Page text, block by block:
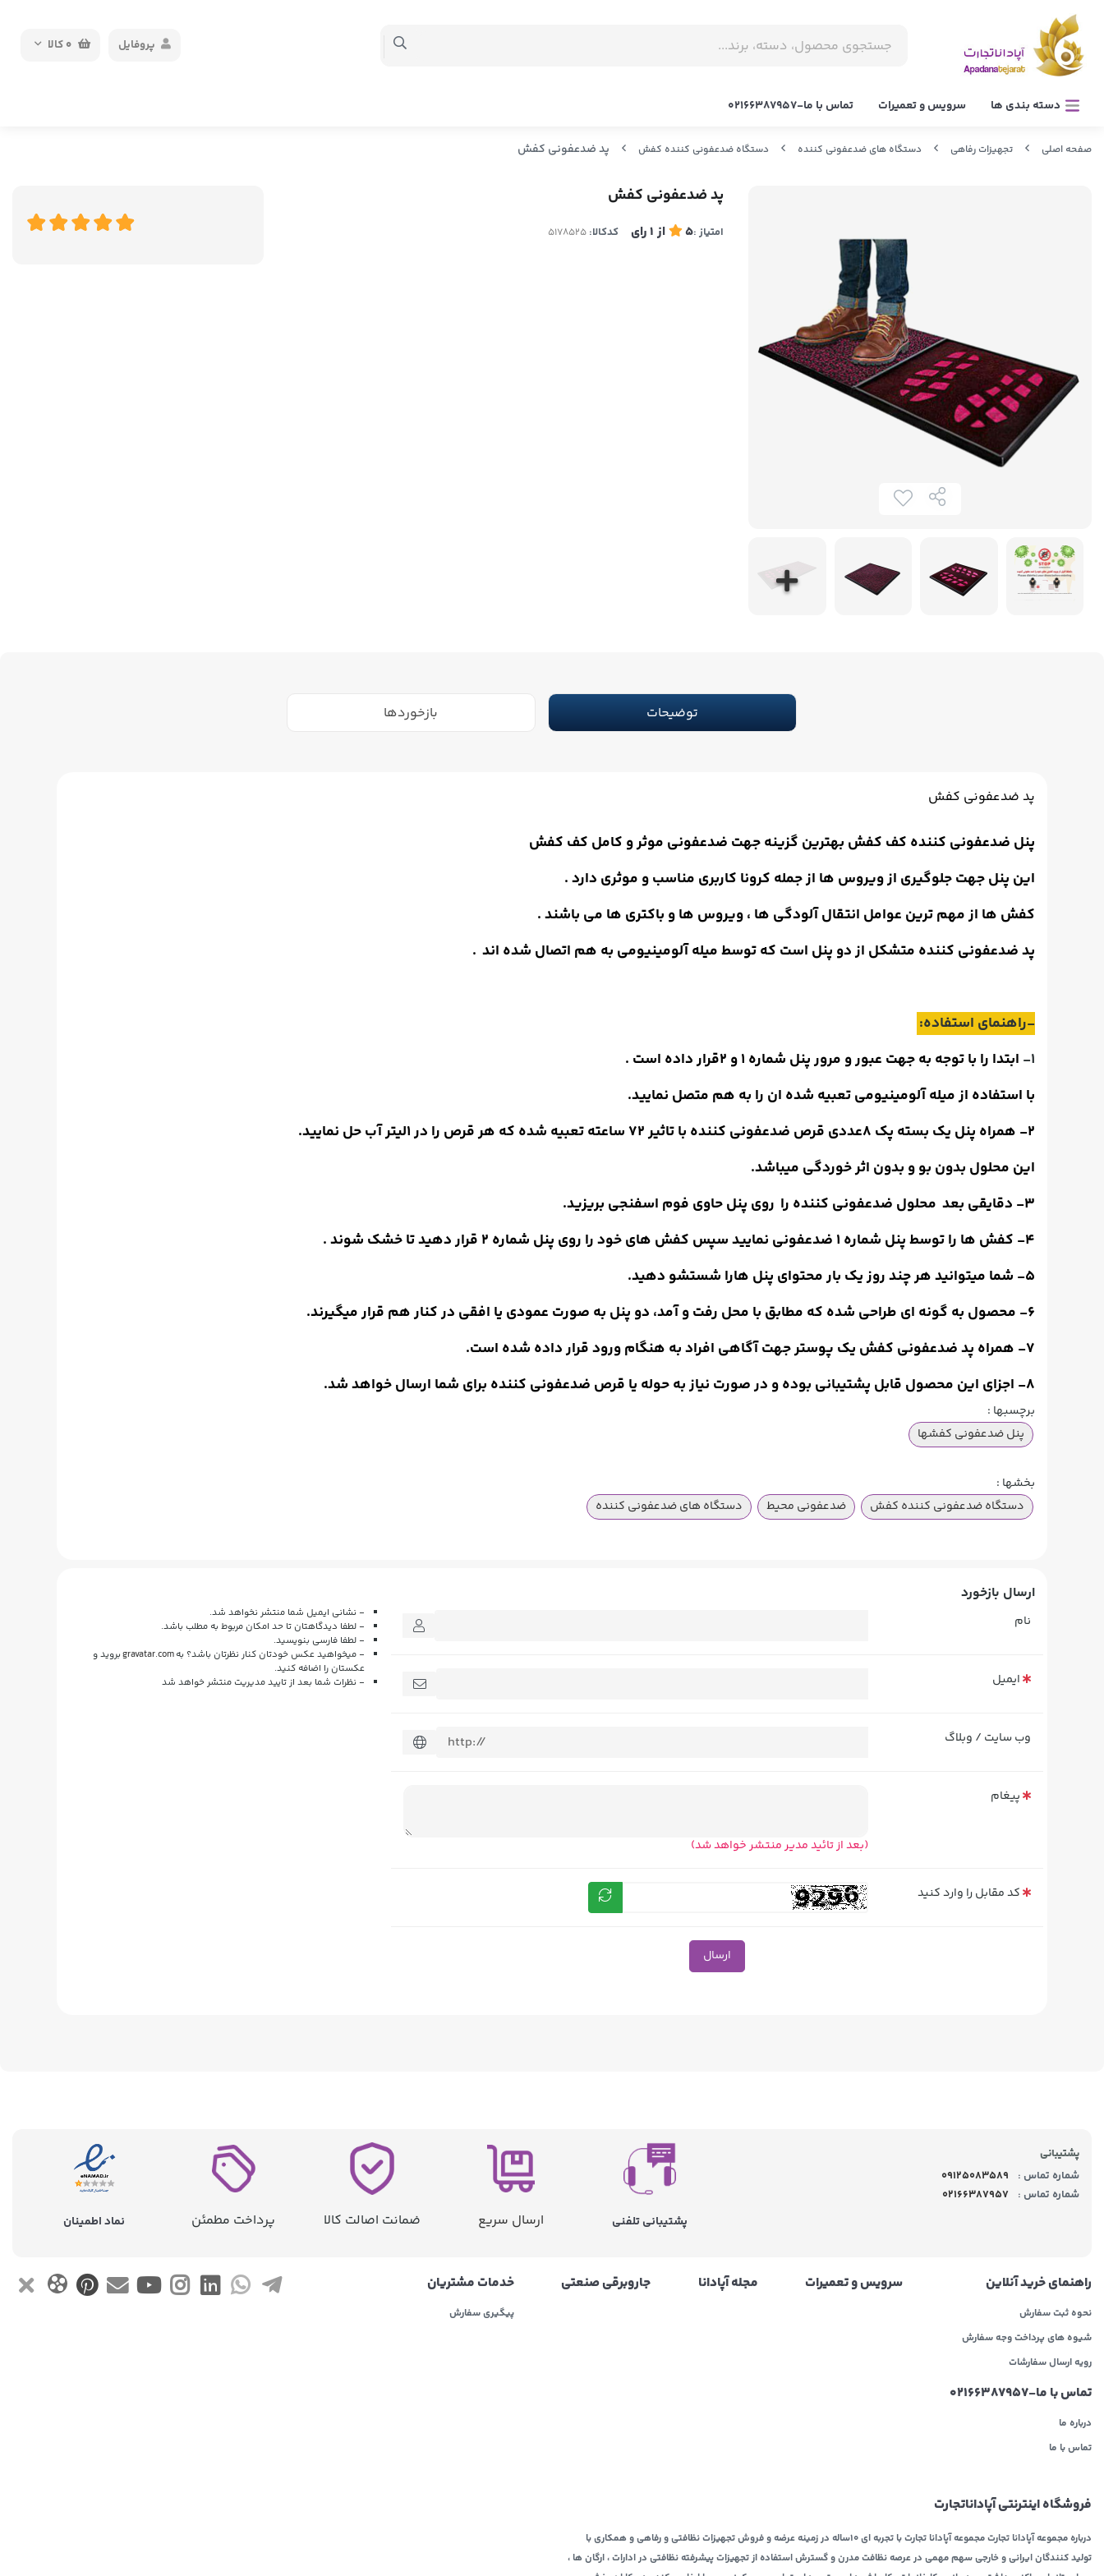
0کالا پروفایل
دسته بندی ها سرویس و تعمیرات تماس با ما-02166387957
صفحه اصلی تجهیزات رفاهی دستگاه های ضدعفونی کننده دستگاه ضدعفونی کننده کفش پد ضدعفونی کفش
پد ضدعفونی کفش
امتیاز :5 از 1رای کدکالا:
توضیحات بازخوردها
پد ضدعفونی کفش
پنل ضدعفونی کننده کف کفش بهترین گزینه جهت ضدعفونی موثر و کامل کف کفش
این پنل جهت جلوگیری از ویروس ها از جمله کرونا کاربری مناسب و موثری دارد .
کفش ها از مهم ترین عوامل انتقال آلودگی ها ، ویروس ها و باکتری ها می باشند .
پدضدعفونی کننده متشکل از دو پنل است که توسط میله آلومینیومی به هم اتصال شده اند .
-راهنمای استفاده:
1- ابتدا را با توجه به جهت عبور و مرور پنل شماره 1 و 2قرار داده است .
با استفاده از میله آلومینیومی تعبیه شده ان را به هم متصل نمایید.
2- همراه پنل یک بسته پک 8عددی قرص ضدعفونی کننده با تاثیر 72 ساعته تعبیه شده که هر قرص را در 1لیتر آب حل نمایید.
این محلول بدون بو و بدون اثر خوردگی میباشد.
3- دقایقی بعد محلول ضدعفونی کننده را روی پنل حاوی فوم اسفنجی بریزید.
4- کفش ها را توسط پنل شماره 1 ضدعفونی نمایید سپس کفش های خود را روی پنل شماره 2 قرار دهید تا خشک شوند .
5- شما میتوانید هر چند روز یک بار محتوای پنل هارا
شستشو دهید.
6- محصول به گونه ای طراحی شده که مطابق با محل رفت و آمد، دو پنل به صورت عمودی یا افقی در کنار هم قرار میگیرند.
7- همراه پد ضدعفونی کفش یک پوستر جهت آگاهی افراد به هنگام ورود قرار داده شده است.
8- اجزای این محصول قابل پشتیبانی بوده و در صورت نیاز به حوله یا قرص ضدعفونی کننده برای شما ارسال خواهد شد.
برچسبها :
پنل ضدعفونی کفشها
بخشها :
دستگاه ضدعفونی کننده کفش
ضدعفونی محیط دستگاه های ضدعفونی کننده
ارسال بازخورد
نام
ایمیل
وب سایت / وبلاگ
پیغام
(بعد از تائید مدیر منتشر خواهد شد)
کد مقابل را وارد کنید
ارسال
- نشانی ایمیل شما منتشر نخواهد شد.
- لطفا دیدگاهتان تا حد امکان مربوط به مطلب باشد.
- لطفا فارسی بنویسید.
- میخواهید عکس خودتان کنار نظرتان باشد؟ بهgravatar.comبروید و
عکستان را اضافه کنید.
- نظرات شما بعد از تایید مدیریت منتشر خواهد شد
پشتیبانی
شماره تماس :
09125083589
شماره تماس :
02166387957
پشتیبانی تلفنی ارسال سریع ضمانت اصالت کالا پرداخت مطمئن نماد اطمینان
راهنمای خرید آنلاین
نحوه ثبت سفارش
شیوه های پرداخت وجه سفارش
رویه ارسال سفارشات
سرویس و تعمیرات مجله آپادانا جاروبرقی صنعتی خدمات مشتریان
پیگیری سفارش
تماس با ما-02166387957
درباره ما
تماس با ما
فروشگاه اینترنتی آپاداناتجارت
درباره مجموعه آپادانا تجارت مجموعه آپادانا تجارت با تجربه ای 10ساله در زمینه عرضه و فروش تجهیزات نظافتی و رفاهی و همکاری با
تولید کنندگان ایرانی و خارجی سهم مهمی در عرصه نظافت مدرن و گسترش استفاده از تجهیزات پیشرفته نظافتی در ادارات ، ارگان ها ،